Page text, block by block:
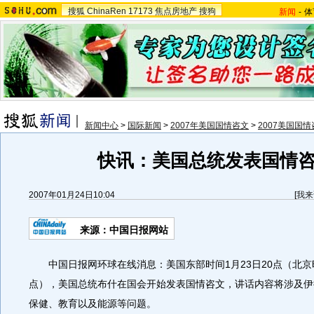
搜狐 ChinaRen 17173 焦点房地产 搜狗 新闻 -
新闻中心 > 国际新闻 > 2007年美国国情咨文 > 2007美国国情
快讯：美国总统发表国情
2007年01月24日10:04 [我
来源：中国日报网站
中国日报网环球在线消息：美国东部时间1月23日20点（北京
点），美国总统布什在国会开始发表国情咨文，讲话内容将涉及
保健、教育以及能源等问题。